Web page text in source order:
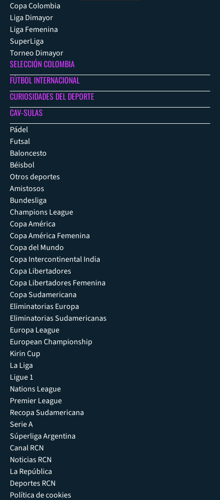
Copa Colombia
Liga Dimayor
Liga Femenina
SuperLiga
Torneo Dimayor
SELECCIÓN COLOMBIA
FÚTBOL INTERNACIONAL
CURIOSIDADES DEL DEPORTE
CAV-SULAS
Pádel
Futsal
Baloncesto
Béisbol
Otros deportes
Amistosos
Bundesliga
Champions League
Copa América
Copa América Femenina
Copa del Mundo
Copa Intercontinental India
Copa Libertadores
Copa Libertadores Femenina
Copa Sudamericana
Eliminatorias Europa
Eliminatorias Sudamericanas
Europa League
European Championship
Kirin Cup
La Liga
Ligue 1
Nations League
Premier League
Recopa Sudamericana
Serie A
Súperliga Argentina
Canal RCN
Noticias RCN
La República
Deportes RCN
Política de cookies